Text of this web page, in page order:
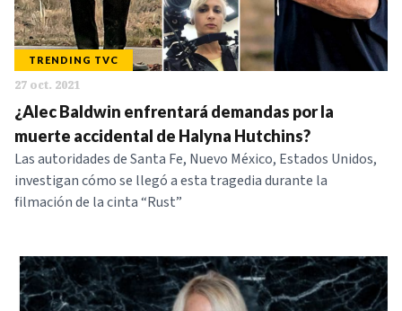
TRENDING TVC
27 oct. 2021
¿Alec Baldwin enfrentará demandas por la
muerte accidental de Halyna Hutchins?
Las autoridades de Santa Fe, Nuevo México, Estados Unidos,
investigan cómo se llegó a esta tragedia durante la
filmación de la cinta “Rust”